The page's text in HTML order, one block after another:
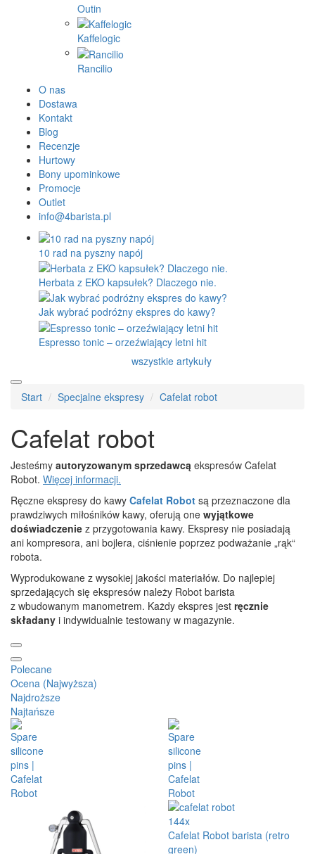
Outin
Kaffelogic
Rancilio
O nas
Dostawa
Kontakt
Blog
Recenzje
Hurtowy
Bony upominkowe
Promocje
Outlet
info@4barista.pl
10 rad na pyszny napój
Herbata z EKO kapsułek? Dlaczego nie.
Jak wybrać podróżny ekspres do kawy?
Espresso tonic – orzeźwiający letni hit
wszystkie artykuły
Start Specjalne ekspresy Cafelat robot
Cafelat robot
Jesteśmy autoryzowanym sprzedawcą ekspresów Cafelat
Robot. Więcej informacji.
Ręczne ekspresy do kawy Cafelat Robot są przeznaczone dla
prawdziwych miłośników kawy, oferują one wyjątkowe
doświadczenie z przygotowania kawy. Ekspresy nie posiadają
ani kompresora, ani bojlera, ciśnienie poprzez podważanie „rąk“
robota.
Wyprodukowane z wysokiej jakości materiałów. Do najlepiej
sprzedających się ekspresów należy Robot barista
z wbudowanym manometrem. Każdy ekspres jest ręcznie
składany i indywidualnie testowany w magazynie.
Polecane
Ocena (Najwyższa)
Najdroższe
Najtańsze
144x
Cafelat Robot barista (retro
green)